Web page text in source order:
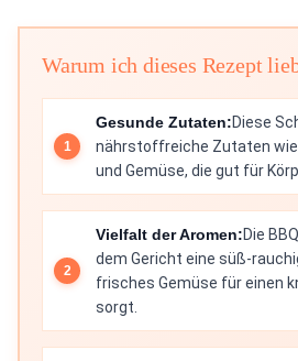
Warum ich dieses Rezept
Gesunde Zutaten:Diese
nährstoffreiche Zutaten wie
und Gemüse, die gut für
Vielfalt der Aromen:Die
dem Gericht eine süß-
frisches Gemüse für einen
sorgt.